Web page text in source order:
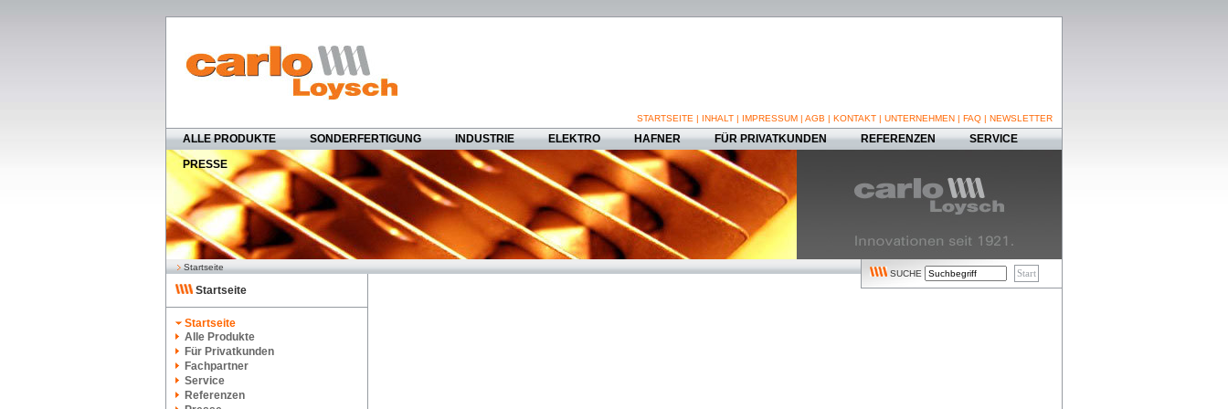
STARTSEITE | INHALT | IMPRESSUM | AGB | KONTAKT | UNTERNEHMEN | FAQ | NEWSLETTER
ALLE PRODUKTE SONDERFERTIGUNG INDUSTRIE ELEKTRO HAFNER FÜR PRIVATKUNDEN REFERENZEN
SERVICE
PRESSE
Startseite
Startseite
Startseite
Alle Produkte
Für Privatkunden
Fachpartner
Service
Referenzen
SUCHE